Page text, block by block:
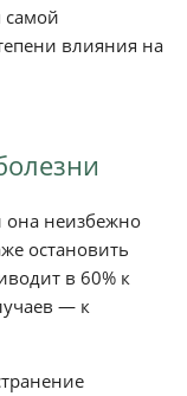
самой
влияния на
она неизбежно
остановить
в 60% к
— к